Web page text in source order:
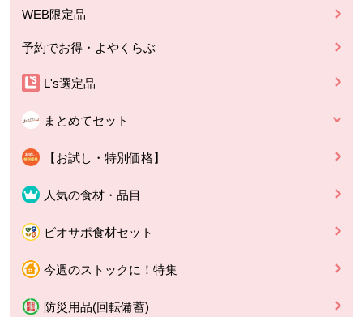
WEB限定品
予約でお得・よやくらぶ
L's選定品
まとめてセット
【お試し・特別価格】
人気の食材・品目
ビオサポ食材セット
今週のストックに！特集
防災用品(回転備蓄)